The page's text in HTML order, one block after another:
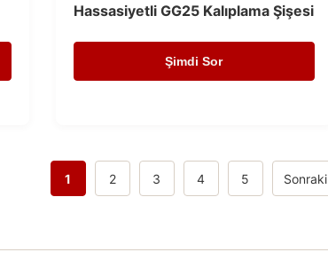
Hassasiyetli GG25 Kalıplama Şişesi
Şimdi Sor
1 2 3 4 5 Sonraki